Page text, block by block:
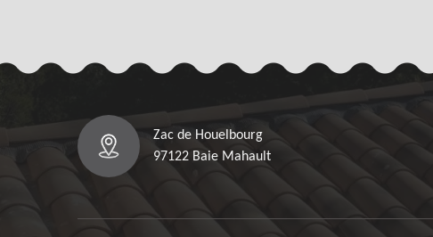
Zac de Houelbourg
97122 Baie Mahault